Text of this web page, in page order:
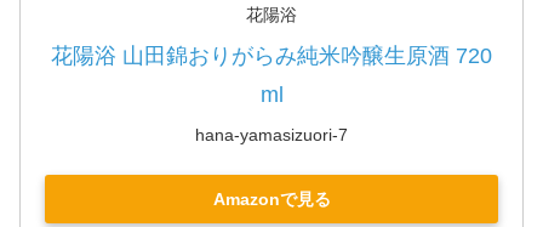
花陽浴
花陽浴 山田錦おりがらみ純米吟醸生原酒 720
ml
hana-yamasizuori-7
Amazonで見る